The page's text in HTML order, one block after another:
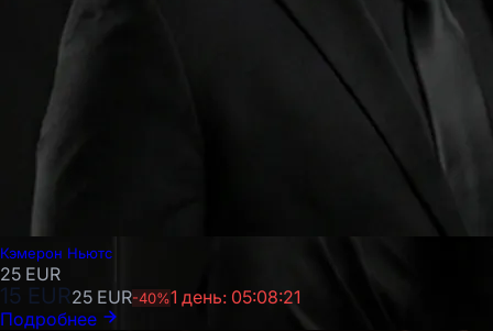
Кэмерон Ньютс
25 EUR
15 EUR25 EUR-40%1 день: 05:08:19
Подробнее